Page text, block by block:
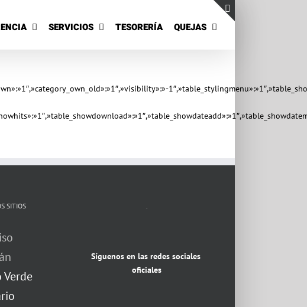
SERVICIOS TESORERÍA QUEJAS
SITIOS
Verde
.
Síguenos en las redes sociales
oficiales